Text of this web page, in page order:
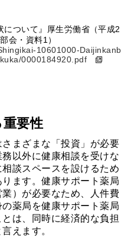
ついて』厚生労働省（平成2
会・資料1）
10601000-Daijinkanb
0000184920.pdf
要性
まざまな「投資」が必要
以外に健康相談を受けな
談スペースを設けるため
ます。健康サポート薬局
）が必要なため、人件費
薬局を健康サポート薬局
は、同時に経済的な負担
えます。